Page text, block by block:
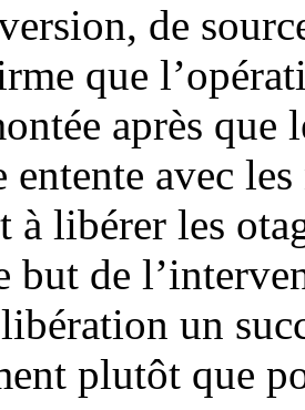
de
que
après que
avec
à libérer les
but de
un
plutôt que